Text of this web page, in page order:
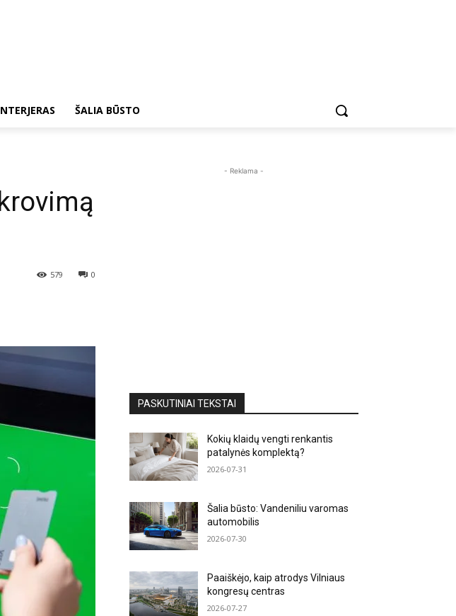
ŠALIA BŪSTO
0
579
- Reklama -
PASKUTINIAI TEKSTAI
Kokių klaidų vengti renkantis
patalynės komplektą?
2026-07-31
Šalia būsto: Vandeniliu varomas
automobilis
2026-07-30
Paaiškėjo, kaip atrodys Vilniaus
kongresų centras
2026-07-27